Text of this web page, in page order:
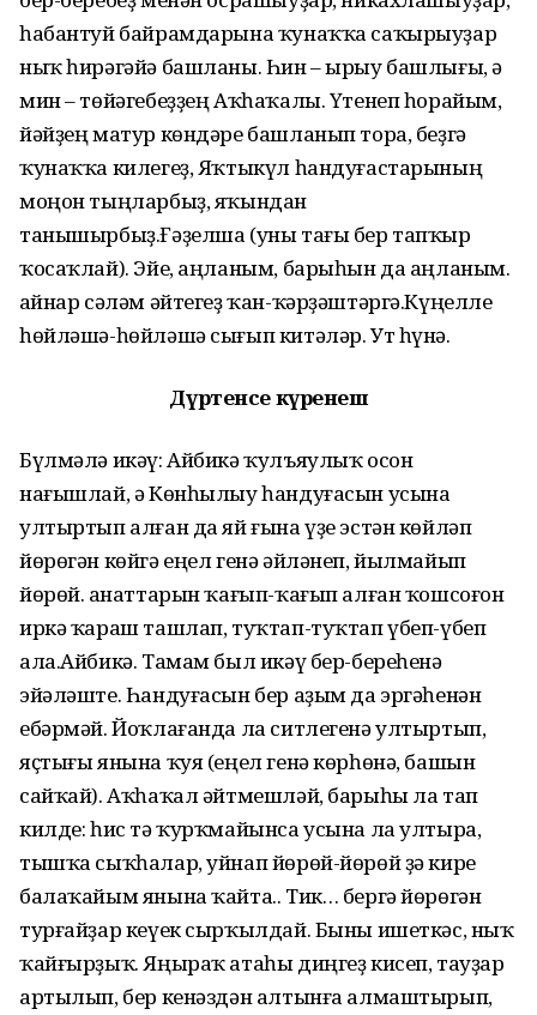
һабантуй байрамдарына ҡунаҡҡа саҡырыуҙар
ныҡ һирәгәйә башланы. Һин – ырыу башлығы, ә
мин – төйәгебеҙҙең Аҡһаҡалы. Үтенеп һорайым,
йәйҙең матур көндәре башланып тора, беҙгә
ҡунаҡҡа килегеҙ, Яҡтыкүл һандуғас­тарының
моңон тыңларбыҙ, яҡындан
танышырбыҙ.Ғәҙелша (уны тағы бер тапҡыр
ҡосаҡлай). Эйе, аңланым, барыһын да аңланым.
Ҡайнар сәләм әйтегеҙ ҡан-ҡәрҙәштәргә.Күңелле
һөйләшә-һөйләшә сығып китәләр. Ут һүнә.
Дүртенсе күренеш
Бүлмәлә икәү: Айбикә ҡулъяулыҡ осон
нағышлай, ә Көнһылыу һандуғасын усына
ултыртып алған да яй ғына үҙе эстән көйләп
йөрөгән көйгә еңел генә әйләнеп, йылмайып
йөрөй. Ҡанаттарын ҡағып-ҡағып алған ҡошсоғон
иркә ҡараш ташлап, туҡтап-туҡтап үбеп-үбеп
ала.Айбикә. Тамам был икәү бер-береһенә
эйәләште. Һандуғасын бер аҙым да эргәһенән
ебәрмәй. Йоҡлағанда ла ситлегенә ултыртып,
яҫтығы янына ҡуя (еңел генә көр­һөнә, башын
сайҡай). Аҡһаҡал әйтмешләй, барыһы ла тап
килде: һис тә ҡурҡмайынса усына ла ултыра,
тышҡа сыҡһалар, уйнап йөрөй-йөрөй ҙә кире
балаҡайым янына ҡайта.. Тик… бергә йөрөгән
турғай­ҙар кеүек сыр­ҡылдай. Быны ишеткәс, ныҡ
ҡайғыр­ҙыҡ. Яңыраҡ атаһы диңгеҙ кисеп, тауҙар
артылып, бер кенәздән алтын­ға алмаштырып,